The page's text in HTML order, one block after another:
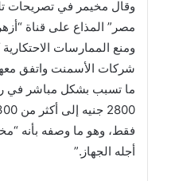
وقال مخيمر في تصريحات
مصر” المذاع على قناة
ومنع الممارسات
شركات الأسمنت واتفق
ما تسبب بشكل مباشر في
فقط، وهو ما وصفه بأنه
أجله الجهاز.”